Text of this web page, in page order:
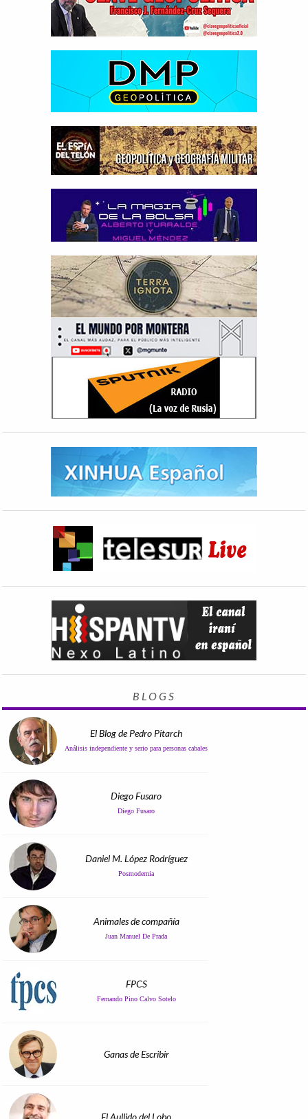
BLOGS
El Blog de Pedro Pitarch
Análisis independiente y serio para personas cabales
Diego Fusaro
Diego Fusaro
Daniel M. López Rodríguez
Posmodernia
Animales de compañía
Juan Manuel De Prada
FPCS
Fernando Pino Calvo Sotelo
Ganas de Escribir